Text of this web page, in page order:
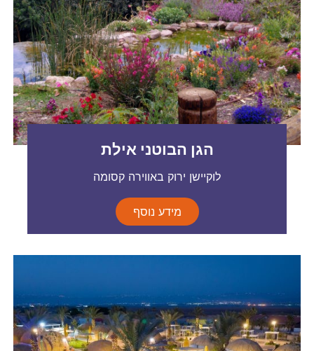
הגן הבוטני אילת
לוקיישן ירוק באווירה קסומה
מידע נוסף